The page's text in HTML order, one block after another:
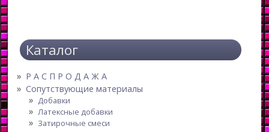
Каталог
Р А С П Р О Д А Ж А
Сопутствующие материалы
Добавки
Латексные добавки
Затирочные смеси